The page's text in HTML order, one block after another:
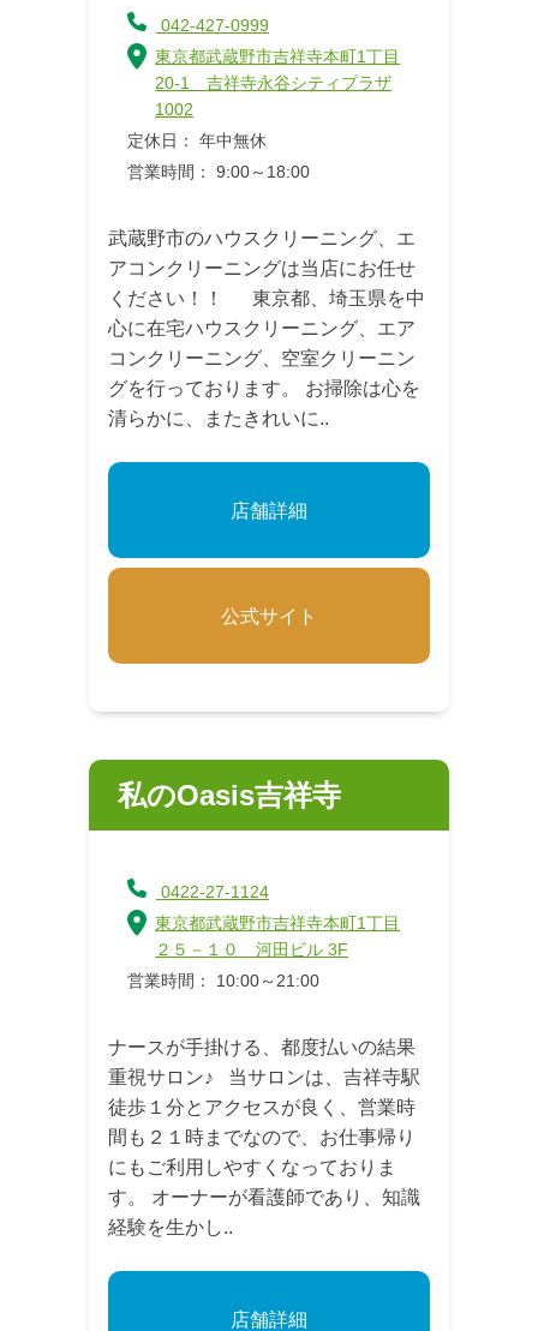
042-427-0999
東京都武蔵野市吉祥寺本町1丁目
20-1 吉祥寺永谷シティプラザ
1002
定休日： 年中無休
営業時間： 9:00～18:00
武蔵野市のハウスクリーニング、エ
アコンクリーニングは当店にお任せ
ください！！ 東京都、埼玉県を中
心に在宅ハウスクリーニング、エア
コンクリーニング、空室クリーニン
グを行っております。 お掃除は心を
清らかに、またきれいに..
店舗詳細
公式サイト
私のOasis吉祥寺
0422-27-1124
東京都武蔵野市吉祥寺本町1丁目
２５－１０ 河田ビル 3F
営業時間： 10:00～21:00
ナースが手掛ける、都度払いの結果
重視サロン♪ 当サロンは、吉祥寺駅
徒歩１分とアクセスが良く、営業時
間も２１時までなので、お仕事帰り
にもご利用しやすくなっておりま
す。 オーナーが看護師であり、知識
経験を生かし..
店舗詳細